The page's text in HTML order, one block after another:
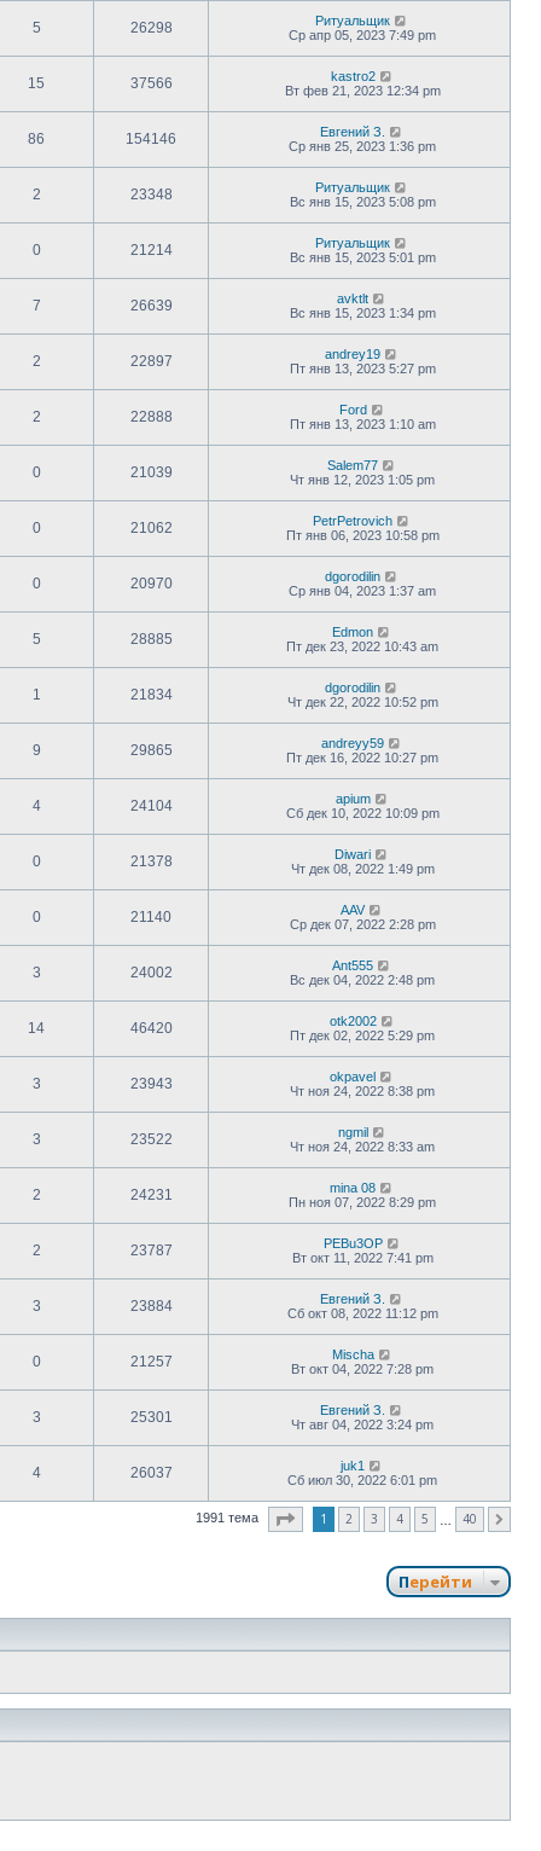
5 26298
Ритуальщик
Ср апр 05, 2023 7:49 pm
15 37566
kastro2
Вт фев 21, 2023 12:34 pm
86 154146
Евгений З.
Ср янв 25, 2023 1:36 pm
2 23348
Ритуальщик
Вс янв 15, 2023 5:08 pm
0 21214
Ритуальщик
Вс янв 15, 2023 5:01 pm
7 26639
avktlt
Вс янв 15, 2023 1:34 pm
2 22897
andrey19
Пт янв 13, 2023 5:27 pm
2 22888
Ford
Пт янв 13, 2023 1:10 am
0 21039
Salem77
Чт янв 12, 2023 1:05 pm
0 21062
PetrPetrovich
Пт янв 06, 2023 10:58 pm
0 20970
dgorodilin
Ср янв 04, 2023 1:37 am
5 28885
Edmon
Пт дек 23, 2022 10:43 am
1 21834
dgorodilin
Чт дек 22, 2022 10:52 pm
9 29865
andreyy59
Пт дек 16, 2022 10:27 pm
4 24104
apium
Сб дек 10, 2022 10:09 pm
0 21378
Diwari
Чт дек 08, 2022 1:49 pm
0 21140
AAV
Ср дек 07, 2022 2:28 pm
3 24002
Ant555
Вс дек 04, 2022 2:48 pm
14 46420
otk2002
Пт дек 02, 2022 5:29 pm
3 23943
okpavel
Чт ноя 24, 2022 8:38 pm
3 23522
ngmil
Чт ноя 24, 2022 8:33 am
2 24231
mina 08
Пн ноя 07, 2022 8:29 pm
2 23787
PEBu3OP
Вт окт 11, 2022 7:41 pm
3 23884
Евгений З.
Сб окт 08, 2022 11:12 pm
0 21257
Mischa
Вт окт 04, 2022 7:28 pm
3 25301
Евгений З.
Чт авг 04, 2022 3:24 pm
4 26037
juk1
Сб июл 30, 2022 6:01 pm
1991 тема Страница из40
1 2 3 4 5 40
Перейти